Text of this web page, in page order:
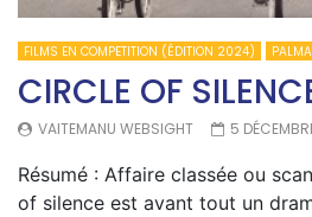
FILMS EN COMPETITION (ÉDITION 2024)
CIRCLE OF
VAITEMANU WEBSIGHT 5
Résumé : Affaire classée ou
of silence est avant tout un